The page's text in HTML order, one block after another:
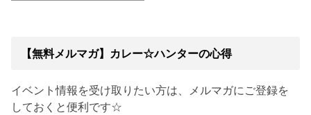
【無料メルマガ】カレー☆ハンターの心得
イベント情報を受け取りたい方は、メルマガにご登録を
しておくと便利です☆